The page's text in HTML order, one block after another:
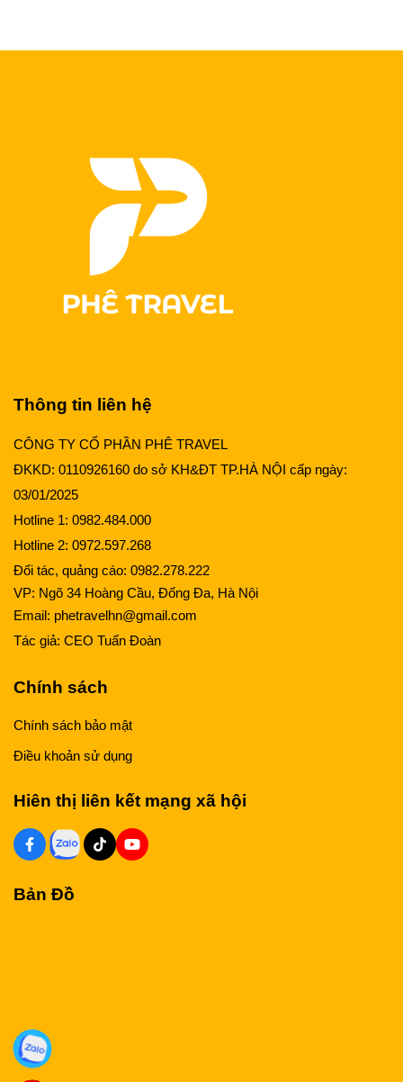
Thông tin liên hệ
CÔNG TY CỔ PHẦN PHÊ TRAVEL
ĐKKD: 0110926160 do sở KH&ĐT TP.HÀ NỘI cấp ngày:
03/01/2025
Hotline 1: 0982.484.000
Hotline 2: 0972.597.268
Đối tác, quảng cáo: 0982.278.222
VP: Ngõ 34 Hoàng Cầu, Đống Đa, Hà Nội
Email: phetravelhn@gmail.com
Tác giả: CEO Tuấn Đoàn
Chính sách
Chính sách bảo mật
Điều khoản sử dụng
Hiên thị liên kết mạng xã hội
Bản Đồ